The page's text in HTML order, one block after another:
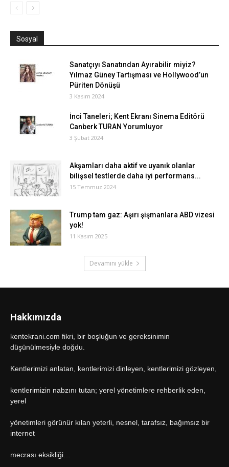
Sosyal
Sanatçıyı Sanatından Ayırabilir miyiz?
Yılmaz Güney Tartışması ve Hollywood’un
Püriten Dönüşü
3 Kasım 2024
İnci Taneleri; Kent Ekranı Sinema Editörü
Canberk TURAN Yorumluyor
3 Şubat 2024
Akşamları daha aktif ve uyanık olanlar
bilişsel testlerde daha iyi performans...
15 Temmuz 2024
Trump tam gaz: Aşırı şişmanlara ABD vizesi
yok!
11 Kasım 2025
Devamını yükle
Hakkımızda
kentekrani.com fikri, bir boşluğun ve gereksinimin
düşünülmesiyle doğdu.
Kentlerimizi anlatan, kentlerimizi dinleyen, kentlerimizi gözleyen,
kentlerimizin nabzını tutan; yerel yönetimlere rehberlik eden,
yerel
yönetimleri görünür kılan yeterli, nesnel, tarafsız, bağımsız bir
internet
mecrası eksikliği…